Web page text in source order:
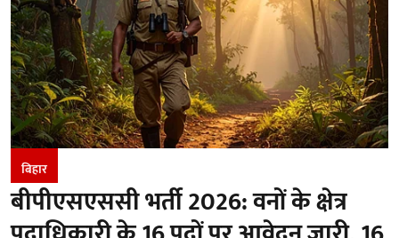
बिहार
बीपीएसएससी भर्ती 2026: वनों के क्षेत्र